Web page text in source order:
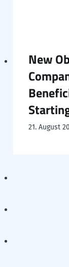
New
21. August